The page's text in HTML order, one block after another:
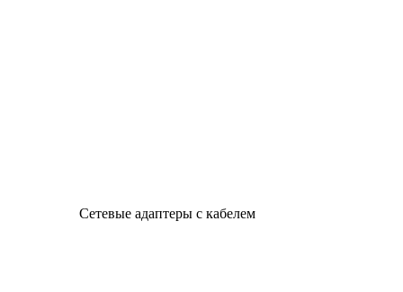
Сетевые адаптеры с кабелем